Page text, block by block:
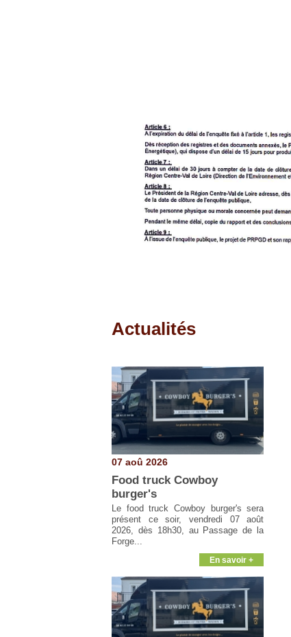
Actualités
07 aoû 2026
Food truck Cowboy
burger's
Le food truck Cowboy burger's sera
présent ce soir, vendredi 07 août
2026, dès 18h30, au Passage de la
Forge...
En savoir +
Pages